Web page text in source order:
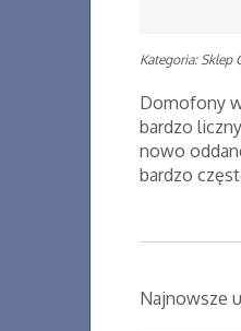
Kategoria: Sklep
Domofony
bardzo
nowo
bardzo
Najnowsze